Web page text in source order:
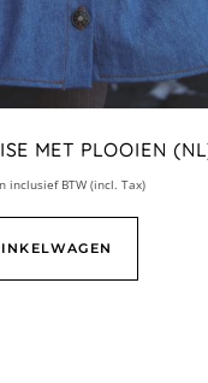
MET PLOOIEN
inclusief BTW (incl. Tax)